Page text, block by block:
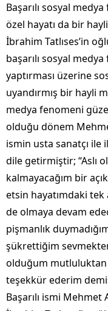
Başarılı sosyal
özel hayatı da bir
İbrahim Tatlıses’in
başarılı sosyal
yaptırması üzerine
uyandırmış bir hayli
medya fenomeni
olduğu dönem
ismin usta sanatçı
dile getirmiştir; “Aslı
kalmayacağım bir
etsin hayatımdaki
de olmaya devam
pişmanlık
şükrettiğim
olduğum
teşekkür ederim
Başarılı ismi